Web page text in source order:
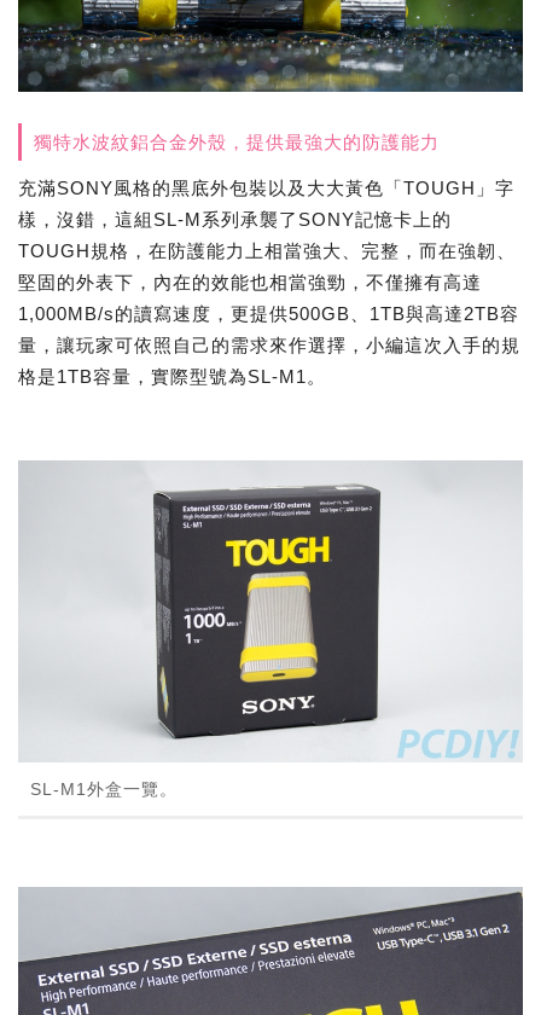
獨特水波紋鋁合金外殼，提供最強大的防護能力
充滿SONY風格的黑底外包裝以及大大黃色「TOUGH」字
樣，沒錯，這組SL-M系列承襲了SONY記憶卡上的
TOUGH規格，在防護能力上相當強大、完整，而在強韌、
堅固的外表下，內在的效能也相當強勁，不僅擁有高達
1,000MB/s的讀寫速度，更提供500GB、1TB與高達2TB容
量，讓玩家可依照自己的需求來作選擇，小編這次入手的規
格是1TB容量，實際型號為SL-M1。
SL-M1外盒一覽。